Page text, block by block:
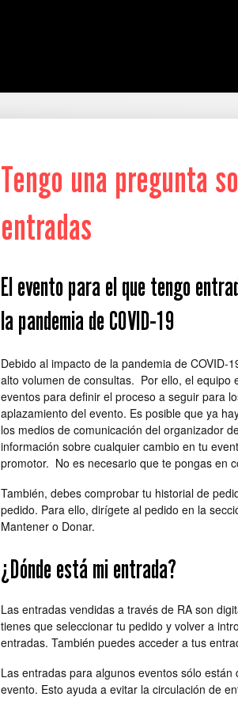
Tengo una pregunta
entradas
El evento para el que tengo
la pandemia de COVID-19
Debido al impacto de la pandemia de COVID-
alto volumen de consultas. Por ello, el equipo
eventos para definir el proceso a seguir para
aplazamiento del evento. Es posible que ya
los medios de comunicación del organizador
información sobre cualquier cambio en tu
promotor. No es necesario que te pongas en
También, debes comprobar tu historial de
pedido. Para ello, dirígete al pedido en la
Mantener o Donar.
¿Dónde está mi entrada?
Las entradas vendidas a través de RA son
tienes que seleccionar tu pedido y volver a
entradas. También puedes acceder a tus
Las entradas para algunos eventos sólo
evento. Esto ayuda a evitar la circulación de